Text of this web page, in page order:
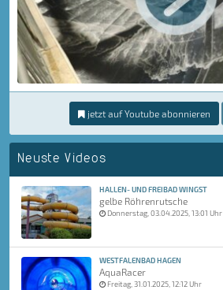
jetzt auf Youtube abonnieren
Neuste Videos
HALLEN- UND FREIBAD WINGST
gelbe Röhrenrutsche
Donnerstag, 03.04.2025, 13:01 Uhr
WESTFALENBAD HAGEN
AquaRacer
Freitag, 31.01.2025, 12:12 Uhr